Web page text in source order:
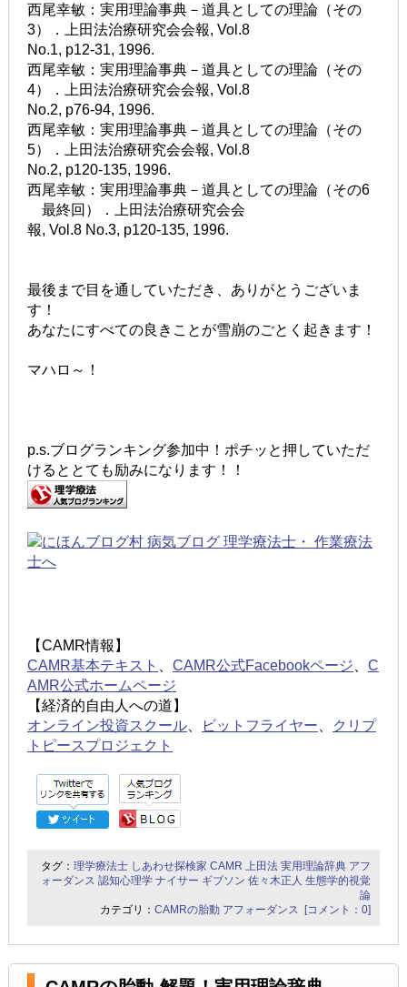
西尾幸敏：実用理論事典－道具としての理論（その
3）．上田法治療研究会会報, Vol.8
No.1, p12-31, 1996.
西尾幸敏：実用理論事典－道具としての理論（その
4）．上田法治療研究会会報, Vol.8
No.2, p76-94, 1996.
西尾幸敏：実用理論事典－道具としての理論（その
5）．上田法治療研究会会報, Vol.8
No.2, p120-135, 1996.
西尾幸敏：実用理論事典－道具としての理論（その6
最終回）．上田法治療研究会会
報, Vol.8 No.3, p120-135, 1996.
最後まで目を通していただき、ありがとうございま
す！
あなたにすべての良きことが雪崩のごとく起きます！
マハロ～！
p.s.ブログランキング参加中！ポチッと押していただ
けるととても励みになります！！
【CAMR情報】
CAMR基本テキスト
CAMR公式Facebookページ
C
AMR公式ホームページ
【経済的自由人への道】
オンライン投資スクール、 ビットフライヤー
クリプ
トピースプロジェクト
タグ：理学療法士 しあわせ探検家 CAMR 上田法 実用理論辞典 アフ
ォーダンス 認知心理学 ナイサー ギブソン 佐々木正人 生態学的視覚
論
カテゴリ：CAMRの胎動 アフォーダンス [コメント：0]